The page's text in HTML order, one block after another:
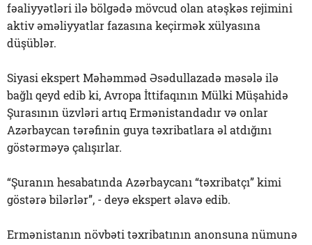
fəaliyyətləri ilə bölgədə mövcud olan atəşkəs rejimini
aktiv əməliyyatlar fazasına keçirmək xülyasına
düşüblər.
Siyasi ekspert Məhəmməd Əsədullazadə məsələ ilə
bağlı qeyd edib ki, Avropa İttifaqının Mülki Müşahidə
Şurasının üzvləri artıq Ermənistandadır və onlar
Azərbaycan tərəfinin guya təxribatlara əl atdığını
göstərməyə çalışırlar.
“Şuranın hesabatında Azərbaycanı “təxribatçı” kimi
göstərə bilərlər”, - deyə ekspert əlavə edib.
Ermənistanın növbəti təxribatının anonsuna nümunə